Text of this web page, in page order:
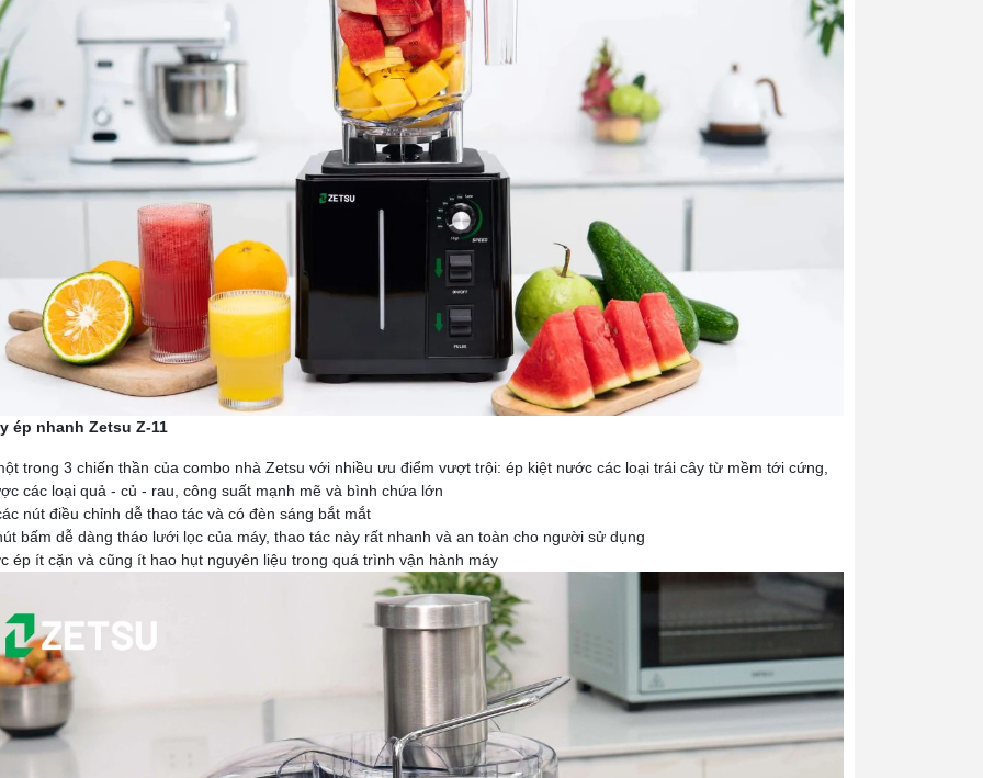
ép nhanh Zetsu Z-11
trong 3 chiến thần của combo nhà Zetsu với nhiều ưu điểm vượt trội: ép kiệt nước các loại trái cây từ mềm tới cứng,
các loại quả - củ - rau, công suất mạnh mẽ và bình chứa lớn
nút điều chỉnh dễ thao tác và có đèn sáng bắt mắt
bấm dễ dàng tháo lưới lọc của máy, thao tác này rất nhanh và an toàn cho người sử dụng
ép ít cặn và cũng ít hao hụt nguyên liệu trong quá trình vận hành máy